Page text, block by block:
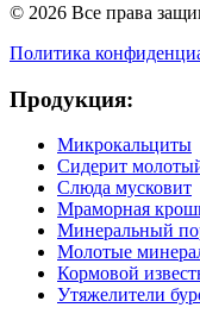
© 2026 Все права
Политика
Продукция:
Микрокальциты
Сидерит
Слюда мусковит
Мраморная
Минеральный
Молотые
Кормовой
Утяжелители